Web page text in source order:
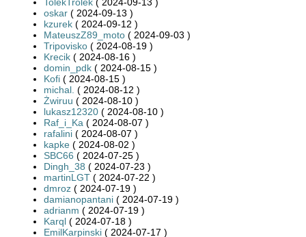
oskar ( 2024-09-13 )
kzurek ( 2024-09-12 )
MateuszZ89_moto ( 2024-09-03 )
Tripovisko ( 2024-08-19 )
Krecik ( 2024-08-16 )
domin_pdk ( 2024-08-15 )
Kofi ( 2024-08-15 )
michal. ( 2024-08-12 )
Żwiruu ( 2024-08-10 )
lukasz12320 ( 2024-08-10 )
Raf_i_Ka ( 2024-08-07 )
rafalini ( 2024-08-07 )
kapke ( 2024-08-02 )
SBC66 ( 2024-07-25 )
Dingh_38 ( 2024-07-23 )
martinLGT ( 2024-07-22 )
dmroz ( 2024-07-19 )
damianopantani ( 2024-07-19 )
adrianm ( 2024-07-19 )
Karql ( 2024-07-18 )
EmilKarpinski ( 2024-07-17 )